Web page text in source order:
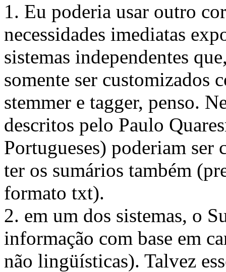
1. Eu poderia usar outro
necessidades imediatas
sistemas independentes
somente ser customizados
stemmer e tagger, penso.
descritos pelo Paulo
Portugueses) poderiam ser
ter os sumários também
formato txt).
2. em um dos sistemas, o
informação com base em
não lingüísticas). Talvez